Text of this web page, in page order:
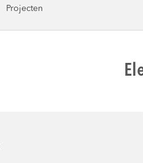
Projecten